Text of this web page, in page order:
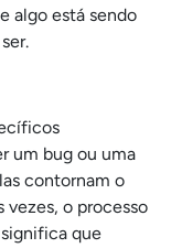
algo está sendo
um bug ou uma
contornam o
vezes, o processo
que